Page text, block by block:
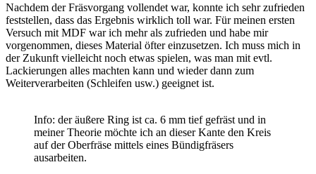
Nachdem der Fräsvorgang vollendet war, konnte ich sehr zufrieden
feststellen, dass das Ergebnis wirklich toll war. Für meinen ersten
Versuch mit MDF war ich mehr als zufrieden und habe mir
vorgenommen, dieses Material öfter einzusetzen. Ich muss mich in
der Zukunft vielleicht noch etwas spielen, was man mit evtl.
Lackierungen alles machten kann und wieder dann zum
Weiterverarbeiten (Schleifen usw.) geeignet ist.
Info: der äußere Ring ist ca. 6 mm tief gefräst und in
meiner Theorie möchte ich an dieser Kante den Kreis
auf der Oberfräse mittels eines Bündigfräsers
ausarbeiten.